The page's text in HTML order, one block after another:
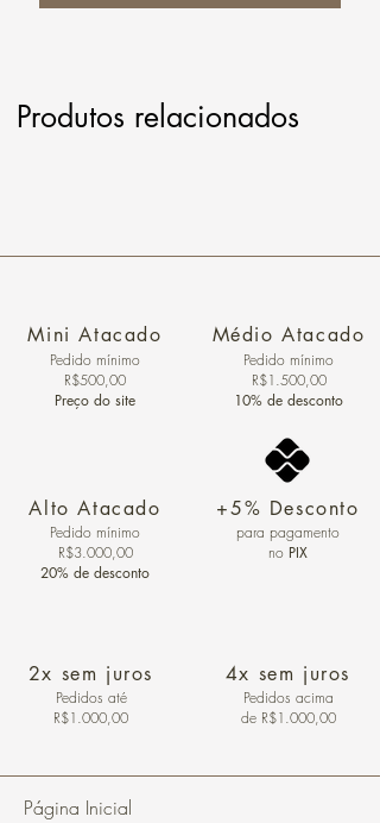
Produtos relacionados
Mini Atacado
Pedido ​mínimo
R$500,00
Preço do site
Alto Atacado
Pedido mínimo
R$3.000,00
20% de desconto
2x sem juros
Pedidos até
R$1.000,00
Médio Atacado
Pedido mínimo
R$1.500,00
10% de desconto
+5% Desconto
para pagamento
no PIX
4x sem juros
Pedidos acima
de R$1.000,00
Página Inicial